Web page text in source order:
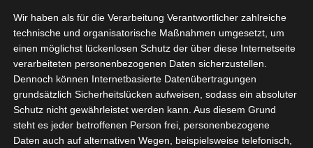
Wir haben als für die Verarbeitung Verantwortlicher zahlreiche
technische und organisatorische Maßnahmen umgesetzt, um
einen möglichst lückenlosen Schutz der über diese Internetseite
verarbeiteten personenbezogenen Daten sicherzustellen.
Dennoch können Internetbasierte Datenübertragungen
grundsätzlich Sicherheitslücken aufweisen, sodass ein absoluter
Schutz nicht gewährleistet werden kann. Aus diesem Grund
steht es jeder betroffenen Person frei, personenbezogene
Daten auch auf alternativen Wegen, beispielsweise telefonisch,